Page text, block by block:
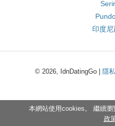
印度尼
© 2026, IdnDatingGo | 隱
本網站使用cookies。 繼續
政